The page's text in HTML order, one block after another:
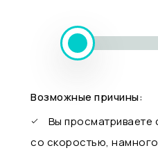
Возможные причины:
Вы просматриваете
со скоростью,